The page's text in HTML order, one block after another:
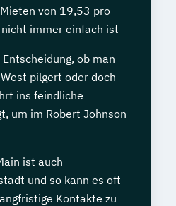
von 19,53 pro
immer einfach ist
ob man
pilgert oder doch
ins feindliche
um im Robert Johnson
ist auch
und so kann es oft
Kontakte zu